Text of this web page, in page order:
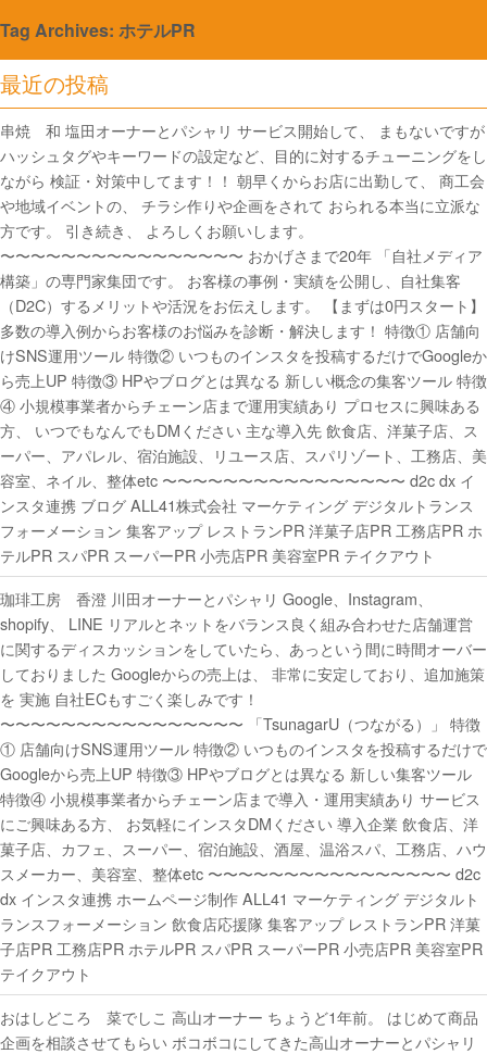
最近の投稿
串焼 和 塩田オーナーとパシャリ サービス開始して、 まもないですが
ハッシュタグやキーワードの設定など、目的に対するチューニングをし
ながら 検証・対策中してます！！ 朝早くからお店に出勤して、 商工会
や地域イベントの、 チラシ作りや企画をされて おられる本当に立派な
方です。 引き続き、 よろしくお願いします。
〜〜〜〜〜〜〜〜〜〜〜〜〜〜〜〜 おかげさまで20年 「自社メディア
構築」の専門家集団です。 お客様の事例・実績を公開し、自社集客
（D2C）するメリットや活況をお伝えします。 【まずは0円スタート】
多数の導入例からお客様のお悩みを診断・解決します！ 特徴① 店舗向
けSNS運用ツール 特徴② いつものインスタを投稿するだけでGoogleか
ら売上UP 特徴③ HPやブログとは異なる 新しい概念の集客ツール 特徴
④ 小規模事業者からチェーン店まで運用実績あり プロセスに興味ある
方、 いつでもなんでもDMください 主な導入先 飲食店、洋菓子店、ス
ーパー、アパレル、宿泊施設、リユース店、スパリゾート、工務店、美
容室、ネイル、整体etc 〜〜〜〜〜〜〜〜〜〜〜〜〜〜〜〜 d2c dx イ
ンスタ連携 ブログ ALL41株式会社 マーケティング デジタルトランス
フォーメーション 集客アップ レストランPR 洋菓子店PR 工務店PR ホ
テルPR スパPR スーパーPR 小売店PR 美容室PR テイクアウト
珈琲工房 香澄 川田オーナーとパシャリ Google、Instagram、
shopify、 LINE リアルとネットをバランス良く組み合わせた店舗運営
に関するディスカッションをしていたら、あっという間に時間オーバー
しておりました Googleからの売上は、 非常に安定しており、追加施策
を 実施 自社ECもすごく楽しみです！
〜〜〜〜〜〜〜〜〜〜〜〜〜〜〜〜 「TsunagarU（つながる）」 特徴
① 店舗向けSNS運用ツール 特徴② いつものインスタを投稿するだけで
Googleから売上UP 特徴③ HPやブログとは異なる 新しい集客ツール
特徴④ 小規模事業者からチェーン店まで導入・運用実績あり サービス
にご興味ある方、 お気軽にインスタDMください 導入企業 飲食店、洋
菓子店、カフェ、スーパー、宿泊施設、酒屋、温浴スパ、工務店、ハウ
スメーカー、美容室、整体etc 〜〜〜〜〜〜〜〜〜〜〜〜〜〜〜〜 d2c
dx インスタ連携 ホームページ制作 ALL41 マーケティング デジタルト
ランスフォーメーション 飲食店応援隊 集客アップ レストランPR 洋菓
子店PR 工務店PR ホテルPR スパPR スーパーPR 小売店PR 美容室PR
テイクアウト
おはしどころ 菜でしこ 高山オーナー ちょうど1年前。 はじめて商品
企画を相談させてもらい ボコボコにしてきた高山オーナーとパシャリ
Tag Archives: ホテルPR